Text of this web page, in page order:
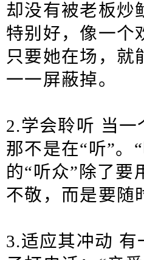
却没有被老板炒
特别好，像一个
只要她在场，就
一一屏蔽掉。
2.学会聆听 当
那不是在“听”。
的“听众”除了要
不敬，而是要随
3.适应其冲动